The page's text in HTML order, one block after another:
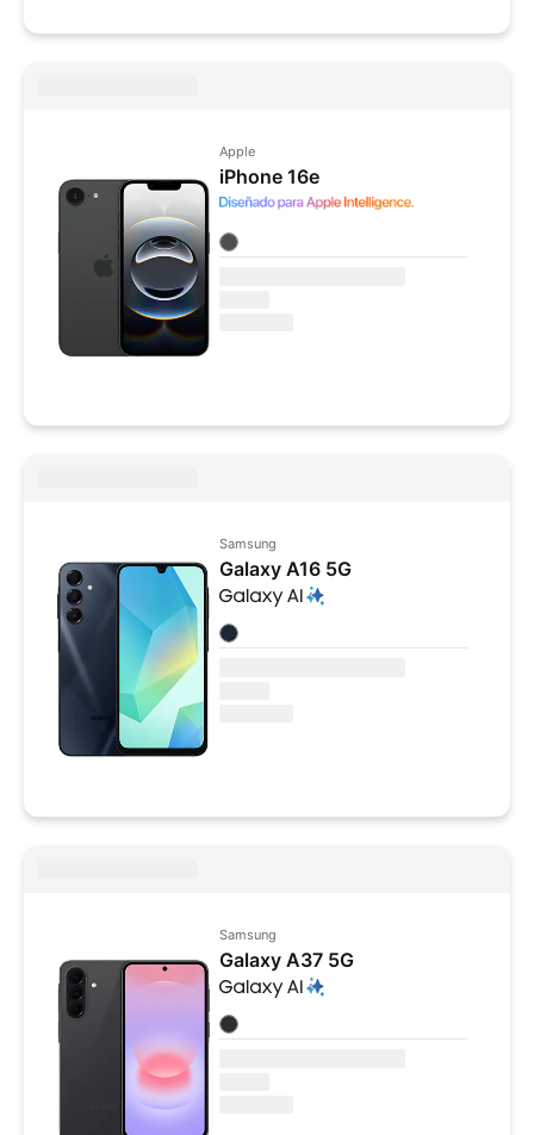
Apple
iPhone 16e
Colores disponibles
Samsung
Galaxy A16 5G
Colores disponibles
Samsung
Galaxy A37 5G
Colores disponibles